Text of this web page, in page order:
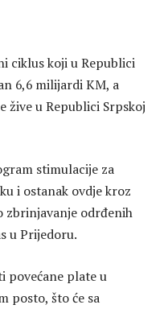
ciklus koji u Republici
6,6 milijardi KM, a
žive u Republici Srpskoj
stimulacije za
i ostanak ovdje kroz
zbrinjavanje odrđenih
u Prijedoru.
povećane plate u
posto, što će sa